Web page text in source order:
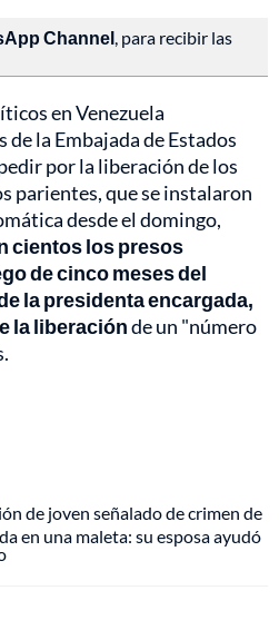
Channel, para recibir las
en Venezuela
de la Embajada de Estados
por la liberación de los
parientes, que se instalaron
desde el domingo,
cientos los presos
de cinco meses del
la presidenta encargada,
la liberaciónde un "número
de joven señalado de crimen de
en una maleta: su esposa ayudó